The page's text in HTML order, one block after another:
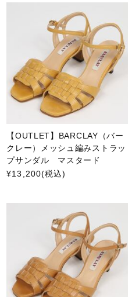
【OUTLET】BARCLAY（バー
クレー）メッシュ編みストラッ
プサンダル マスタード
¥13,200(税込)